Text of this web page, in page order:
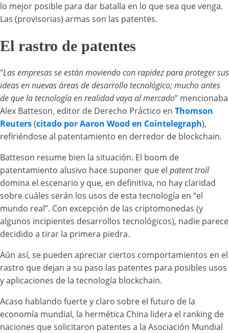
lo mejor posible para dar batalla en lo que sea que venga.
Las (provisorias) armas son las patentes.
El rastro de patentes
"Las empresas se están moviendo con rapidez para proteger sus
ideas en nuevas áreas de desarrollo tecnológico; mucho antes
de que la tecnología en realidad vaya al mercado” mencionaba
Alex Batteson, editor de Derecho Práctico en Thomson
Reuters(citado por Aaron Wood en Cointelegraph),
refiriéndose al patentamiento en derredor de blockchain.
Batteson resume bien la situación. El boom de
patentamiento alusivo hace suponer que el patent troll
domina el escenario y que, en definitiva, no hay claridad
sobre cuáles serán los usos de esta tecnología en “el
mundo real”. Con excepción de las criptomonedas (y
algunos incipientes desarrollos tecnológicos), nadie parece
decidido a tirar la primera piedra.
Aún así, se pueden apreciar ciertos comportamientos en el
rastro que dejan a su paso las patentes para posibles usos
y aplicaciones de la tecnología blockchain.
Acaso hablando fuerte y claro sobre el futuro de la
economía mundial, la hermética China lidera el ranking de
naciones que solicitaron patentes a la Asociación Mundial